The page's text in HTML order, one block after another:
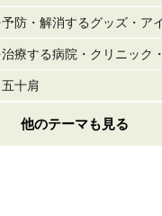
防・解消するグッズ・ア
療する病院・クリニック
十肩
他のテーマも見る